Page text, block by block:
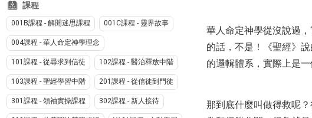
課程
001B課程 - 解開迷思課程 001C課程 - 靈界故事
004課程 - 華人命定神學理念
101課程 - 從尋求到信徒 102課程 - 醫治釋放中階
103課程 - 聖經學習中階 201課程 - 從信徒到門徒
301課程 - 領袖實操課程 302課程 - 新人接待
華人命定神學從沒說過，
的話，不是！《聖經》
的邏輯體系，實際上是一
那到底什麼叫做得救呢